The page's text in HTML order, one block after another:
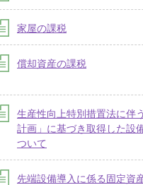
家屋の課税
償却資産の課税
生産性向上特別措置法に伴
計画」に基づき取得した設
ついて
先端設備導入に係る固定資